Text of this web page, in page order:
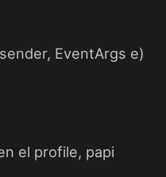
sender, EventArgs e)
el profile, papi